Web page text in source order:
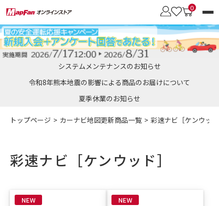
システムメンテナンスのお知らせ
令和8年熊本地震の影響による商品のお届けについて
夏季休業のお知らせ
0
カーナビブランド
商品を探す
［パイオニア］向け
彩速ナビ
オービスデータ
・通信モジュール
SDメモリーカード
・車載用Wi-Fiルーター
おトク地図更新サービス
トップページ カーナビ地図更新商品一覧 彩速ナビ［ケンウッ
彩速ナビ［ケンウッド］
NEW NEW